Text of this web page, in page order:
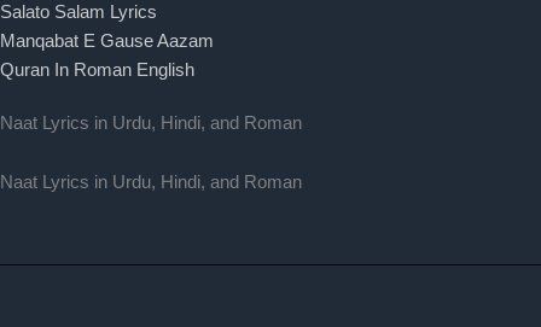
Salato Salam Lyrics
Manqabat E Gause Aazam
Quran In Roman English
Naat Lyrics in Urdu, Hindi, and Roman
Naat Lyrics in Urdu, Hindi, and Roman